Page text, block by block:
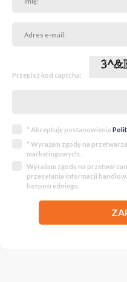
Przepisz kod captcha:
* Akceptuję postanowienia
* Wyrażam zgodę na
marketingowych.
Wyrażam zgodę na
przesyłania informacji
bezpośredniego.